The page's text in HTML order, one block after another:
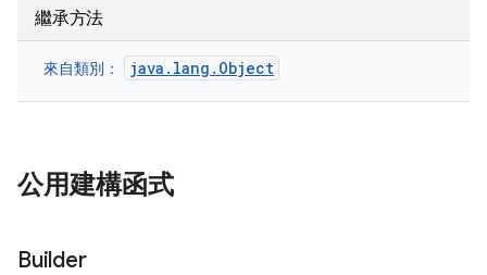
繼承方法
來自類別： java.lang.Object
公用建構函式
Builder